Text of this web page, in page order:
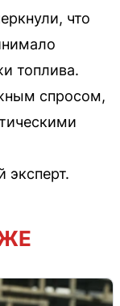
что
топлива.
спросом,
эксперт.